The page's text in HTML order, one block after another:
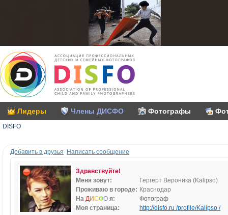
Лидеры Члены ДИСФО Фотографы
DISFO
Добавить в друзья Написать сообщение
Здравствуйте!
Меня зовут:
Гергерт Вероника (Kalipso)
Проживаю в городе: Краснодар
На ДИСФО я:
Фотограф
Моя страница:
http://disfo.ru /profile/Kalipso /